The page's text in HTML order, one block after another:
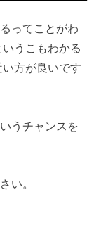
ってことがわ
うこもわかる
方が良いです
うチャンスを
い。